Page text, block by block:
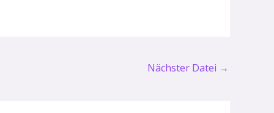
Nächster Datei →